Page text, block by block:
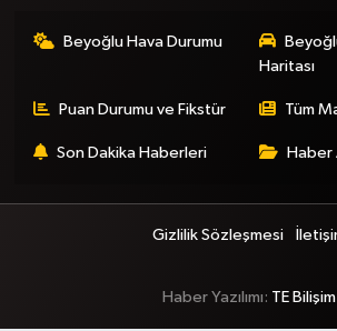
Beyoğlu Hava Durumu
Haritası
Puan Durumu ve Fikstür Tüm
Son Dakika Haberleri Haber
Gizlilik Sözleşmesi
Haber Yazılımı: TE Bilişim